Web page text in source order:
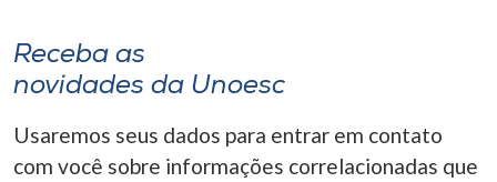
A+
Receba as
novidades da Unoesc
Usaremos seus dados para entrar em contato
com você sobre informações correlacionadas que